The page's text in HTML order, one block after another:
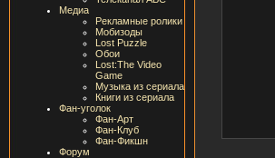
Медиа
Рекламные ролики
Мобизоды
Lost Puzzle
Обои
Lost:The Video
Game
Музыка из сериала
Книги из сериала
Фан-уголок
Фан-Арт
Фан-Клуб
Фан-Фикшн
Форум